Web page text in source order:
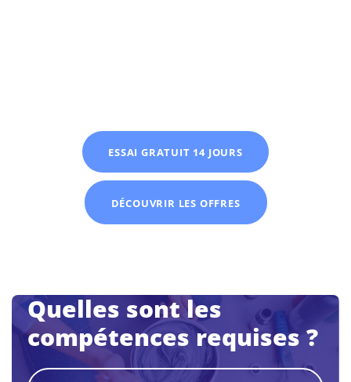
ESSAI GRATUIT 14 JOURS
DÉCOUVRIR LES OFFRES
Quelles sont les
compétences requises ?